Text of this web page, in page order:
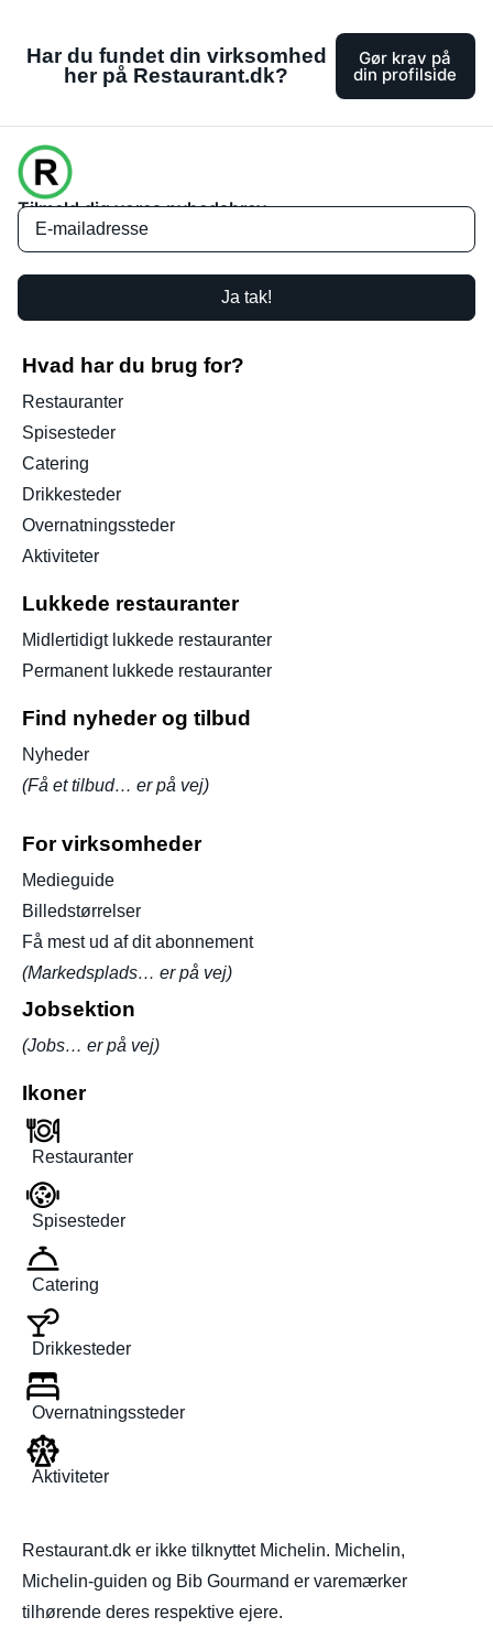
Har du fundet din virksomhed
her på Restaurant.dk?
Gør krav på
din profilside
Tilmeld dig vores nyhedsbrev
Ja tak!
Hvad har du brug for?
Restauranter
Spisesteder
Catering
Drikkesteder
Overnatningssteder
Aktiviteter
Lukkede restauranter
Midlertidigt lukkede restauranter
Permanent lukkede restauranter
Find nyheder og tilbud
Nyheder
(Få et tilbud… er på vej)
For virksomheder
Medieguide
Billedstørrelser
Få mest ud af dit abonnement
(Markedsplads… er på vej)
Jobsektion
(Jobs… er på vej)
Ikoner
Restauranter
Spisesteder
Catering
Drikkesteder
Overnatningssteder
Aktiviteter
Restaurant.dk er ikke tilknyttet Michelin. Michelin,
Michelin-guiden og Bib Gourmand er varemærker
tilhørende deres respektive ejere.